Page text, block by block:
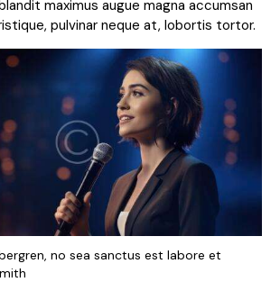
maximus augue magna accumsan
pulvinar neque at, lobortis tortor.
no sea sanctus est labore et